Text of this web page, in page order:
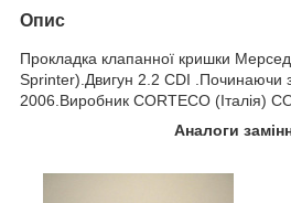
Опис
Прокладка клапанної кришки
Sprinter).Двигун 2.2 CDI .Починаючи
2006.Виробник CORTECO (Італія)
Аналоги